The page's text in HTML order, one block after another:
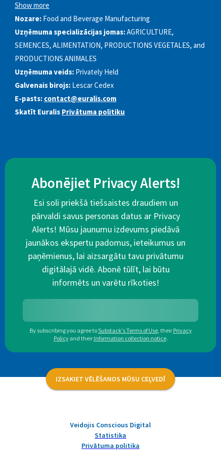
Show more
Nozare: Food and Beverage Manufacturing
Uzņēmuma specializācijas jomas:AGRICULTURE,
SEMENCES, ALIMENTATION, PRODUCTIONS VEGETALES, and
PRODUCTIONS ANIMALES
Uzņēmuma veids: Privately Held
Galvenais birojs: Lescar Cedex
E-pasts: contact@euralis.com
Skatīt Euralis Privātuma politiku
Abonējiet Privacy Alerts!
Esi soli priekšā tiešsaistes draudiem un
pārvaldi savus personas datus ar Privacy
Alerts! Mūsu jaunumu izdevums piedāvā
jaunākos ekspertu padomus, ieteikumus un
paņēmienus, lai aizsargātu tavu privātumu
digitālajā vidē. Abonē tūlīt, lai būtu
informēts un varētu rīkoties!
By subscribing you agree toSubstack's Terms of Use, their Privacy
Policy and their Information collection notice.
IZSAKIET VĒLĒŠANOS MŪSU CEĻVEDĪ
Veidojis Conscious Digital
Statistika
Privātuma politika